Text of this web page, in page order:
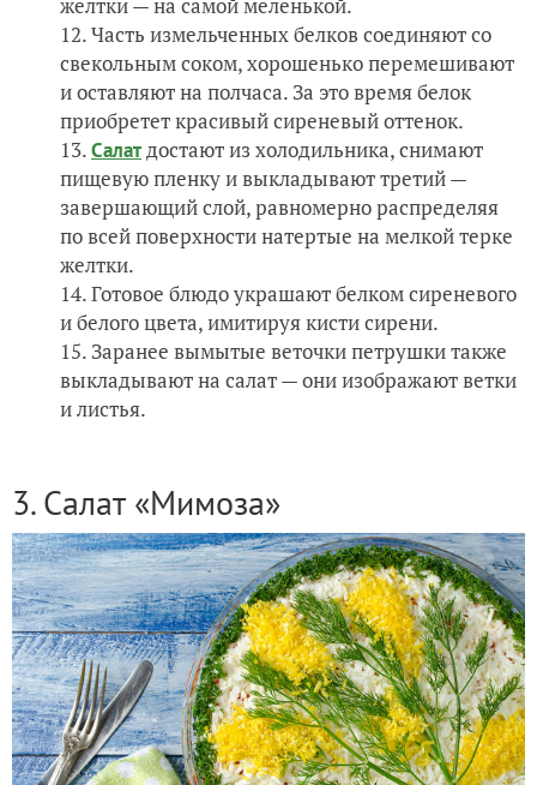
желтки — на самой меленькой.
Часть измельченных белков соединяют со
свекольным соком, хорошенько перемешивают
и оставляют на полчаса. За это время белок
приобретет красивый сиреневый оттенок.
Салатдостают из холодильника, снимают
пищевую пленку и выкладывают третий —
завершающий слой, равномерно распределяя
по всей поверхности натертые на мелкой терке
желтки.
Готовое блюдо украшают белком сиреневого
и белого цвета, имитируя кисти сирени.
Заранее вымытые веточки петрушки также
выкладывают на салат — они изображают ветки
и листья.
3. Салат «Мимоза»